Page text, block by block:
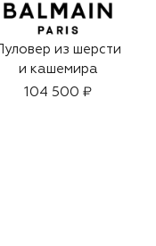
Пуловер из шерсти
и кашемира
104 500 ₽